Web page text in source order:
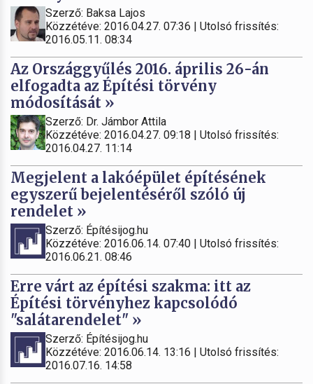
Szerző: Baksa Lajos
Közzétéve: 2016.04.27. 07:36 | Utolsó frissítés:
2016.05.11. 08:34
Az Országgyűlés 2016. április 26-án
elfogadta az Építési törvény
módosítását »
Szerző: Dr. Jámbor Attila
Közzétéve: 2016.04.27. 09:18 | Utolsó frissítés:
2016.04.27. 11:14
Megjelent a lakóépület építésének
egyszerű bejelentéséről szóló új
rendelet »
Szerző: Építésijog.hu
Közzétéve: 2016.06.14. 07:40 | Utolsó frissítés:
2016.06.21. 08:46
Erre várt az építési szakma: itt az
Építési törvényhez kapcsolódó
"salátarendelet" »
Szerző: Építésijog.hu
Közzétéve: 2016.06.14. 13:16 | Utolsó frissítés:
2016.07.16. 14:58